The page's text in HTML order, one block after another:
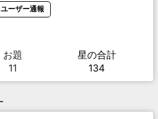
ユーザー通報
お題
11
星の合計
134